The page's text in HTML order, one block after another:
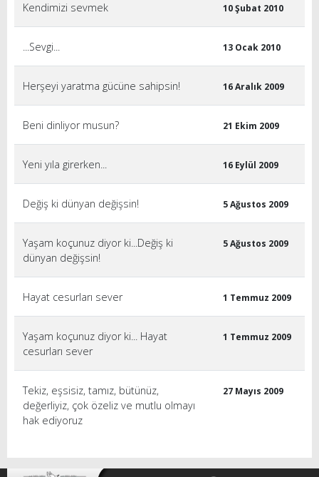
Kendimizi sevmek 10 Şubat 2010
...Sevgi... 13 Ocak 2010
Herşeyi yaratma gücüne sahipsin! 16 Aralık 2009
Beni dinliyor musun? 21 Ekim 2009
Yeni yıla girerken... 16 Eylül 2009
Değiş ki dünyan değişsin! 5 Ağustos 2009
Yaşam koçunuz diyor ki...Değiş ki
dünyan değişsin!
5 Ağustos 2009
Hayat cesurları sever 1 Temmuz 2009
Yaşam koçunuz diyor ki... Hayat
cesurları sever
1 Temmuz 2009
Tekiz, eşsisiz, tamız, bütünüz,
değerliyiz, çok özeliz ve mutlu olmayı
hak ediyoruz
27 Mayıs 2009